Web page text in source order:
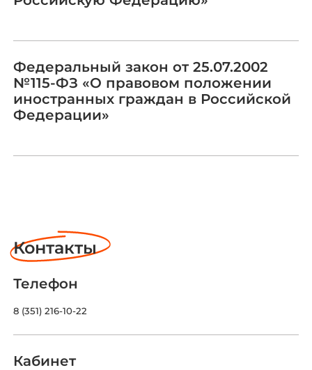
Федеральный закон от 25.07.2002
№115-ФЗ «О правовом положении
иностранных граждан в Российской
Федерации»
Контакты
Телефон
8 (351) 216-10-22
Кабинет